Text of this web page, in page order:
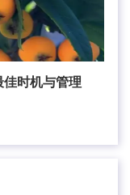
时机与管理